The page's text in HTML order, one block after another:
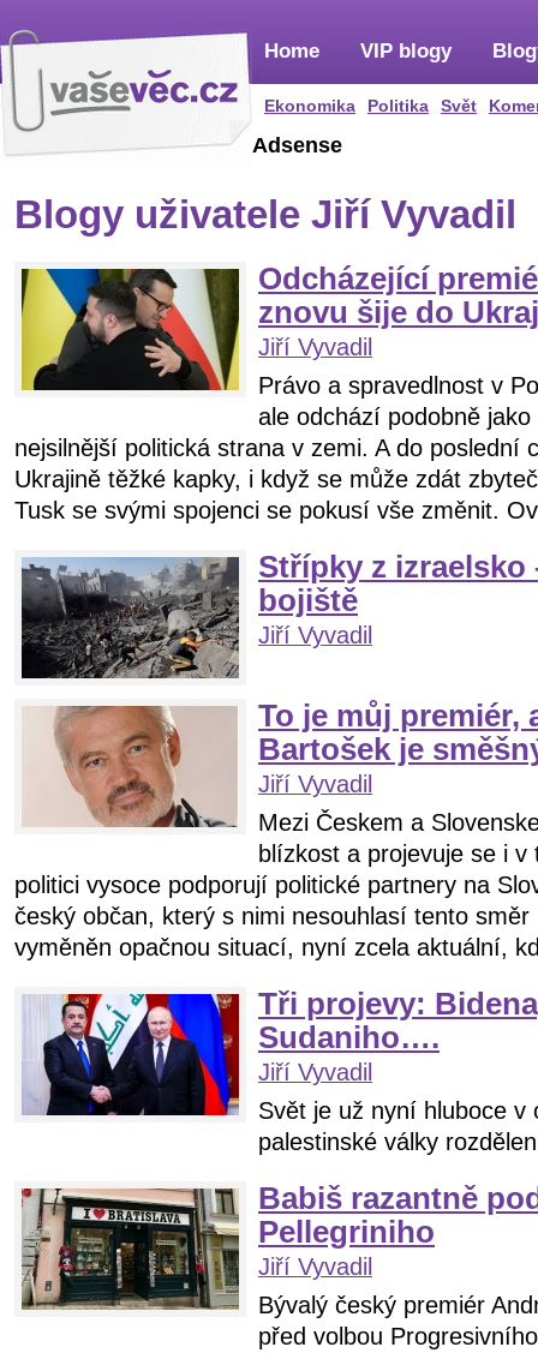
Home
Ekonomika Politika Svět
VIP blogy
Adsense
Blogy uživatele Jiří Vyvadil
Odcházející
znovu šije do
Jiří Vyvadil
Právo a spravedlnost v
ale odchází podobně
nejsilnější politická strana v zemi. A do poslední
Ukrajině těžké kapky, i když se může zdát
Tusk se svými spojenci se pokusí vše změnit.
Střípky z izraelsko
bojiště
Jiří Vyvadil
To je můj premiér,
Bartošek je
Jiří Vyvadil
Mezi Českem a
blízkost a projevuje se i
politici vysoce podporují politické partnery na
český občan, který s nimi nesouhlasí tento
vyměněn opačnou situací, nyní zcela aktuální,
Tři projevy:
Sudaniho….
Jiří Vyvadil
Svět je už nyní hluboce v
palestinské války
Babiš razantně
Pellegriniho
Jiří Vyvadil
Bývalý český premiér
před volbou